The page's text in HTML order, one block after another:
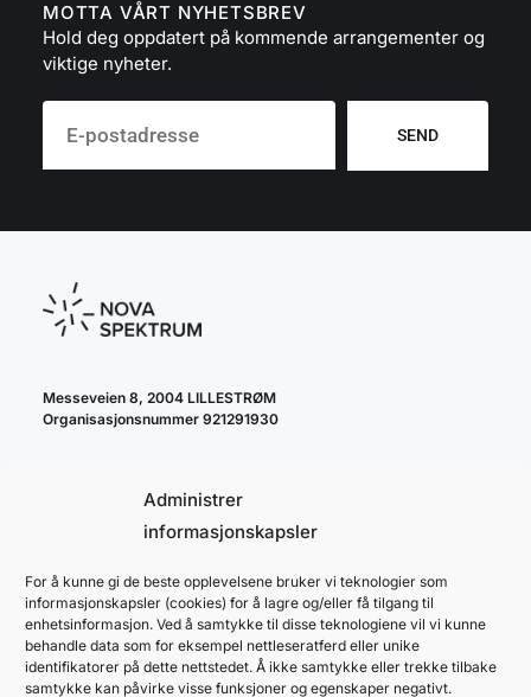
Administrer
informasjonskapsler
For å kunne gi de beste opplevelsene bruker vi teknologier som
informasjonskapsler (cookies) for å lagre og/eller få tilgang til
enhetsinformasjon. Ved å samtykke til disse teknologiene vil vi kunne
behandle data som for eksempel nettleseratferd eller unike
identifikatorer på dette nettstedet. Å ikke samtykke eller trekke tilbake
samtykke kan påvirke visse funksjoner og egenskaper negativt.
MOTTA VÅRT NYHETSBREV
Hold deg oppdatert på kommende arrangementer og
viktige nyheter.
SEND
Messeveien 8, 2004 LILLESTRØM
Organisasjonsnummer 921291930
cookie policy
personvernerklæring